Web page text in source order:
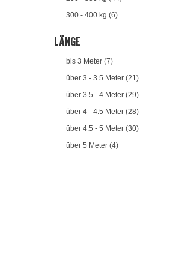
300 - 400 kg (6)
LÄNGE
bis 3 Meter (7)
über 3 - 3.5 Meter (21)
über 3.5 - 4 Meter (29)
über 4 - 4.5 Meter (28)
über 4.5 - 5 Meter (30)
über 5 Meter (4)